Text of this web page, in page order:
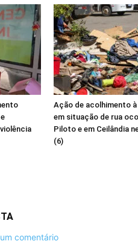
Ação de acolhimento
em situação de rua
Piloto e em Ceilândia
(6)
comentário